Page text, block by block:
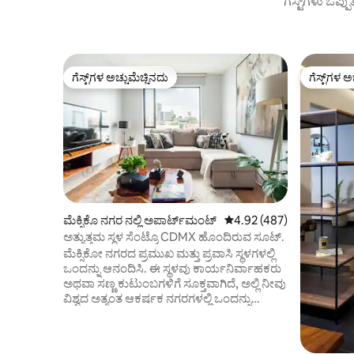
ಗೆಸ್ಟ್‌ಗಳ ಅಚ್ಚುಮೆಚ್ಚಿನದು
ಗೆಸ್ಟ್‌ಗಳ ಅಚ್ಚುಮೆಚ್ಚಿನದು
ಮೆಕ್ಸಿಕೊ ನಗರ ನಲ್ಲಿ ಅಪಾರ್ಟ್‌ಮಂಟ್ 5 ರಲ್ಲಿ 4.92 ಸರಾಸರಿ
4.92 (487)
ಅತ್ಯುತ್ತಮ ಸ್ಥಳ ಸೆಂಟ್ರೊ CDMX ಹೊಂದಿರುವ ಸೂಟ್.
ಮೆಕ್ಸಿಕೋ ನಗರದ ಪ್ರಮುಖ ಮತ್ತು ಪ್ರವಾಸಿ ಸ್ಥಳಗಳಲ್ಲಿ
ಒಂದನ್ನು ಆನಂದಿಸಿ. ಈ ಸ್ಥಳವು ಕಾರ್ಯನಿರ್ವಾಹಕರು
ಅಥವಾ ಸಣ್ಣ ಕುಟುಂಬಗಳಿಗೆ ಸೂಕ್ತವಾಗಿದೆ, ಅಲ್ಲಿ ನೀವು
ವಿಶ್ವದ ಅತ್ಯಂತ ಆಕರ್ಷಕ ನಗರಗಳಲ್ಲಿ ಒಂದನ್ನು
ಗೆಸ್ಟ್‌ಗಳ
ಗೆಸ್ಟ್‌ಗಳ